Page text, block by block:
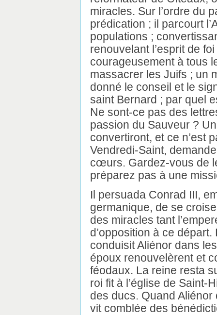
miracles. Sur l’ordre du
prédication ; il parcourt
populations ;
renouvelant l’esprit de
courageusement à tous
massacrer les Juifs ; un
donné le conseil et le
saint Bernard ; par quel
Ne sont-ce pas des
passion du Sauveur ?
convertiront, et ce n’est
Vendredi-Saint,
cœurs. Gardez-vous de
préparez pas à une
Il persuada Conrad III,
germanique, de se
des miracles tant
d’opposition à ce
conduisit Aliénor dans
époux renouvelèrent et
féodaux. La reine resta
roi fit à l’église de Saint-
des ducs. Quand
vit comblée des